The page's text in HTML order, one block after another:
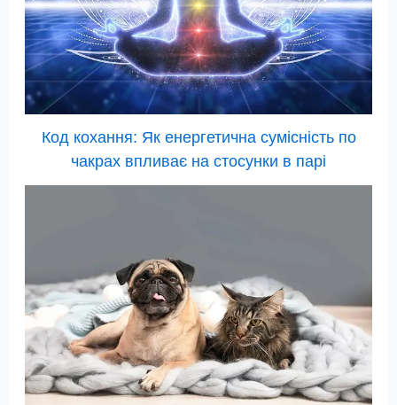
Код кохання: Як енергетична сумісність по
чакрах впливає на стосунки в парі